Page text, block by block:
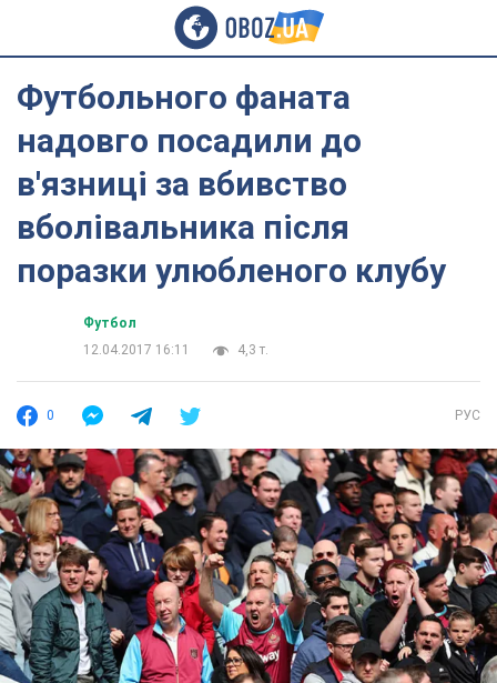
Футбольного фаната
надовго посадили до
в'язниці за вбивство
вболівальника після
поразки улюбленого клубу
Футбол
12.04.2017 16:11
4,3 т.
0 РУС